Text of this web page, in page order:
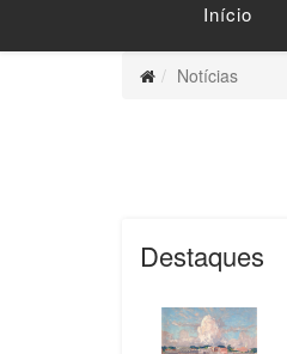
Início
Notícias
Destaques